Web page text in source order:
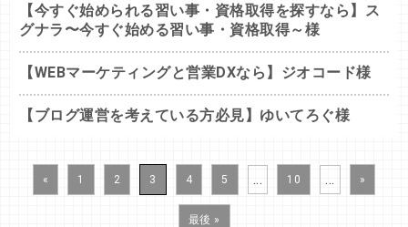
【今すぐ始められる習い事・資格取得を探すなら】ス
グナラ〜今すぐ始める習い事・資格取得～様
【WEBマーケティングと営業DXなら】ジオコード様
【ブログ運営を考えている方必見】ゆいてろぐ様
« 1 2 3 4 5 ... 10 ... »
最後 »